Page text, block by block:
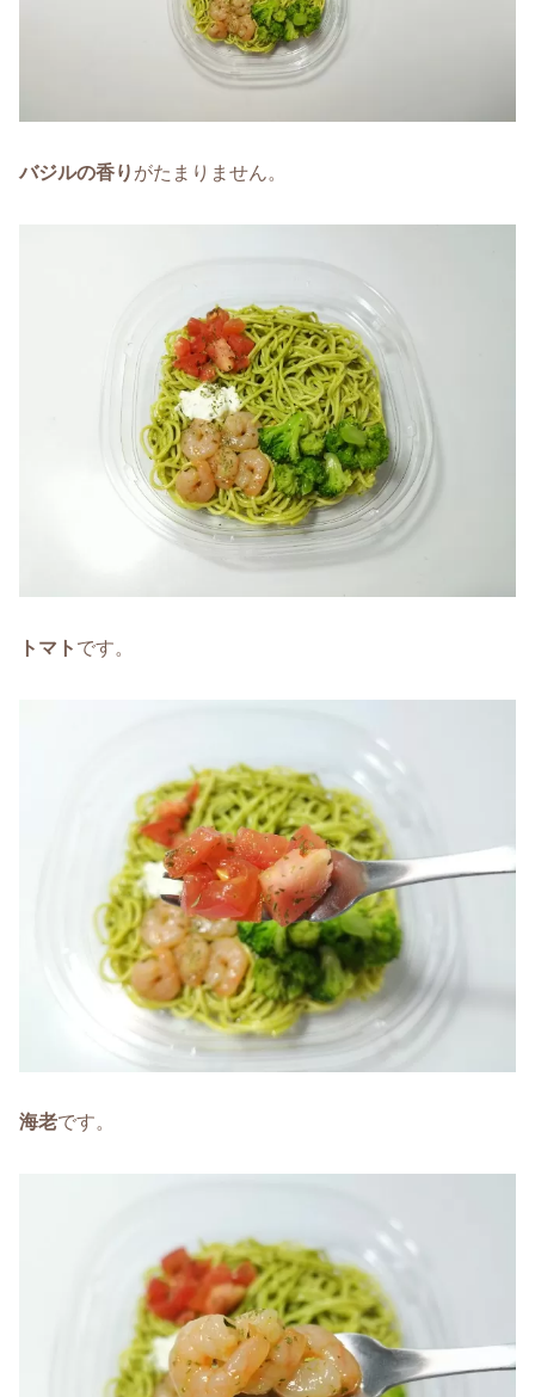
バジルの香り がたまりません。
トマト です。
海老です。